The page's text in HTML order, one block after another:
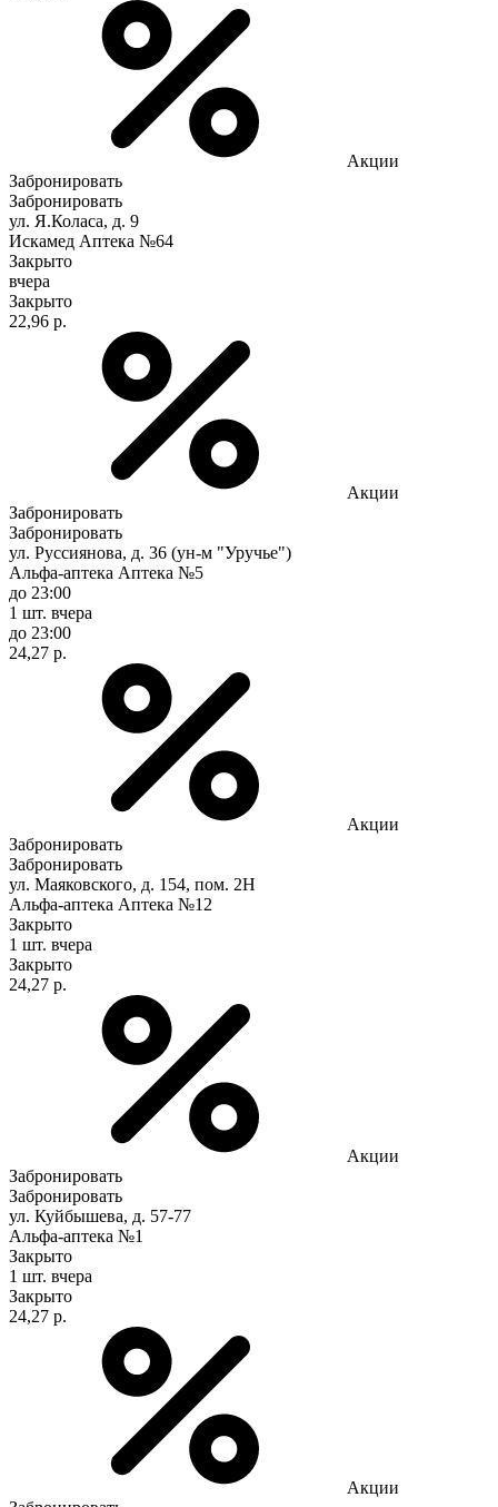
Акции
Забронировать
Забронировать
ул. Я.Коласа, д. 9
Искамед Аптека №64
Закрыто
вчера
Закрыто
22,96 р.
Акции
Забронировать
Забронировать
ул. Руссиянова, д. 36 (ун-м "Уручье")
Альфа-аптека Аптека №5
до 23:00
1 шт. вчера
до 23:00
24,27 р.
Акции
Забронировать
Забронировать
ул. Маяковского, д. 154, пом. 2Н
Альфа-аптека Аптека №12
Закрыто
1 шт. вчера
Закрыто
24,27 р.
Акции
Забронировать
Забронировать
ул. Куйбышева, д. 57-77
Альфа-аптека №1
Закрыто
1 шт. вчера
Закрыто
24,27 р.
Акции